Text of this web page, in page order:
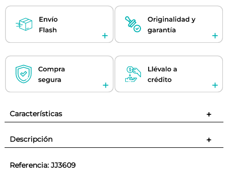
Características +
Descripción +
Referencia: JJ3609